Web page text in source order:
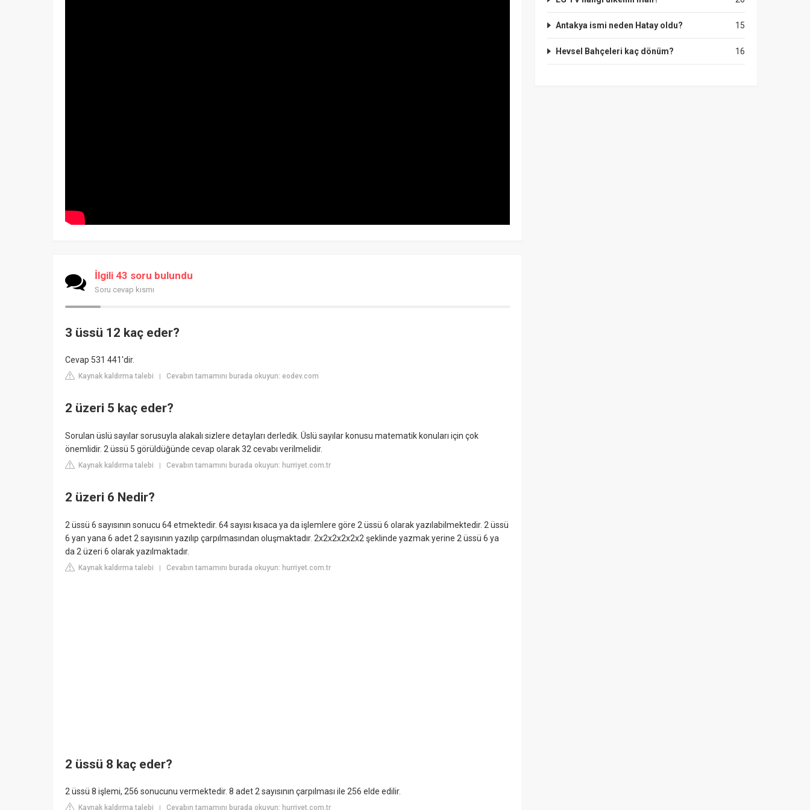
İlgili 43 soru bulundu
Soru cevap kısmı
3 üssü 12 kaç eder?
Cevap 531 441'dir.
Kaynak kaldırma talebi | Cevabın tamamını burada okuyun: eodev.com
2 üzeri 5 kaç eder?
Sorulan üslü sayılar sorusuyla alakalı sizlere detayları derledik. Üslü sayılar konusu matematik konuları için çok
önemlidir. 2 üssü 5 görüldüğünde cevap olarak 32 cevabı verilmelidir.
Kaynak kaldırma talebi | Cevabın tamamını burada okuyun: hurriyet.com.tr
2 üzeri 6 Nedir?
2 üssü 6 sayısının sonucu 64 etmektedir. 64 sayısı kısaca ya da işlemlere göre 2 üssü 6 olarak yazılabilmektedir. 2 üssü
6 yan yana 6 adet 2 sayısının yazılıp çarpılmasından oluşmaktadır. 2x2x2x2x2x2 şeklinde yazmak yerine 2 üssü 6 ya
da 2 üzeri 6 olarak yazılmaktadır.
Kaynak kaldırma talebi | Cevabın tamamını burada okuyun: hurriyet.com.tr
2 üssü 8 kaç eder?
2 üssü 8 işlemi, 256 sonucunu vermektedir. 8 adet 2 sayısının çarpılması ile 256 elde edilir.
Kaynak kaldırma talebi | Cevabın tamamını burada okuyun: hurriyet.com.tr
15
Antakya ismi neden Hatay oldu?
16
Hevsel Bahçeleri kaç dönüm?